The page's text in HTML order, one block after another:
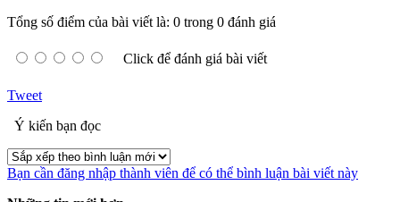
Tổng số điểm của bài viết là: 0 trong 0 đánh giá
Click để đánh giá bài viết
Tweet
Ý kiến bạn đọc
Bạn cần đăng nhập thành viên để có thể bình luận bài viết này